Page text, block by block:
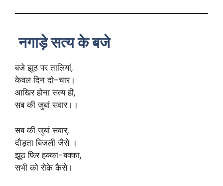
नगाड़े सत्य के बजे
बजे झूठ पर तालियां,
केवल दिन दो-चार।
आखिर होना सत्य ही,
सब की जुबां सवार।।
सब की जुबां सवार,
दौड़ता बिजली जैसे ।
झूठ फिर हक्का-बक्का,
सभी को रोके कैसे।